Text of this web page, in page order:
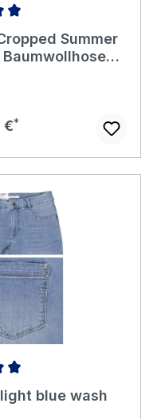
5 von 5 Sternen
Summer
Preis:
€
5 von 5 Sternen
blue wash